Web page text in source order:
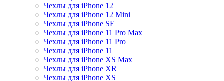
Чехлы для iPhone 12
Чехлы для iPhone 12 Mini
Чехлы для iPhone SE
Чехлы для iPhone 11 Pro Max
Чехлы для iPhone 11 Pro
Чехлы для iPhone 11
Чехлы для iPhone XS Max
Чехлы для iPhone XR
Чехлы для iPhone XS